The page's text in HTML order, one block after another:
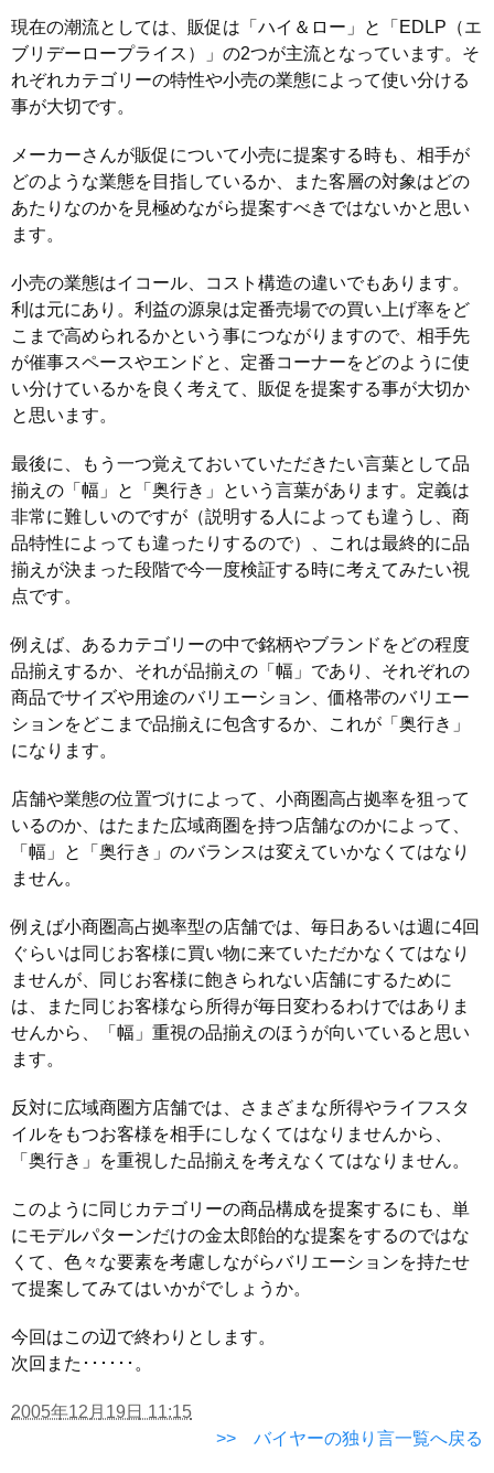
現在の潮流としては、販促は「ハイ＆ロー」と「EDLP（エ
ブリデーロープライス）」の2つが主流となっています。そ
れぞれカテゴリーの特性や小売の業態によって使い分ける
事が大切です。
メーカーさんが販促について小売に提案する時も、相手が
どのような業態を目指しているか、また客層の対象はどの
あたりなのかを見極めながら提案すべきではないかと思い
ます。
小売の業態はイコール、コスト構造の違いでもあります。
利は元にあり。利益の源泉は定番売場での買い上げ率をど
こまで高められるかという事につながりますので、相手先
が催事スペースやエンドと、定番コーナーをどのように使
い分けているかを良く考えて、販促を提案する事が大切か
と思います。
最後に、もう一つ覚えておいていただきたい言葉として品
揃えの「幅」と「奥行き」という言葉があります。定義は
非常に難しいのですが（説明する人によっても違うし、商
品特性によっても違ったりするので）、これは最終的に品
揃えが決まった段階で今一度検証する時に考えてみたい視
点です。
例えば、あるカテゴリーの中で銘柄やブランドをどの程度
品揃えするか、それが品揃えの「幅」であり、それぞれの
商品でサイズや用途のバリエーション、価格帯のバリエー
ションをどこまで品揃えに包含するか、これが「奥行き」
になります。
店舗や業態の位置づけによって、小商圏高占拠率を狙って
いるのか、はたまた広域商圏を持つ店舗なのかによって、
「幅」と「奥行き」のバランスは変えていかなくてはなり
ません。
例えば小商圏高占拠率型の店舗では、毎日あるいは週に4回
ぐらいは同じお客様に買い物に来ていただかなくてはなり
ませんが、同じお客様に飽きられない店舗にするために
は、また同じお客様なら所得が毎日変わるわけではありま
せんから、「幅」重視の品揃えのほうが向いていると思い
ます。
反対に広域商圏方店舗では、さまざまな所得やライフスタ
イルをもつお客様を相手にしなくてはなりませんから、
「奥行き」を重視した品揃えを考えなくてはなりません。
このように同じカテゴリーの商品構成を提案するにも、単
にモデルパターンだけの金太郎飴的な提案をするのではな
くて、色々な要素を考慮しながらバリエーションを持たせ
て提案してみてはいかがでしょうか。
今回はこの辺で終わりとします。
次回また･･････。
2005年12月19日 11:15
>> バイヤーの独り言一覧へ戻る